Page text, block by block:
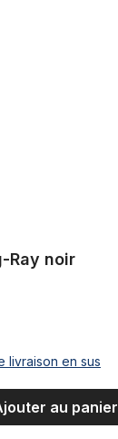
Ray noir
livraison en sus
au panier